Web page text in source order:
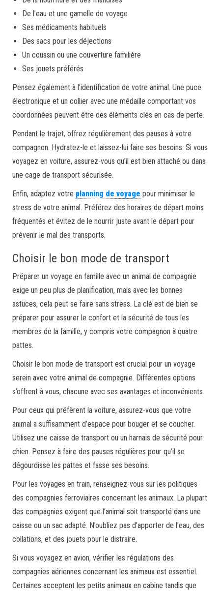
De l’eau et une gamelle de voyage
Ses médicaments habituels
Des sacs pour les déjections
Un coussin ou une couverture familière
Ses jouets préférés
Pensez également à l’identification de votre animal. Une puce
électronique et un collier avec une médaille comportant vos
coordonnées peuvent être des éléments clés en cas de perte.
Pendant le trajet, offrez régulièrement des pauses à votre
compagnon. Hydratez-le et laissez-lui faire ses besoins. Si vous
voyagez en voiture, assurez-vous qu’il est bien attaché ou dans
une cage de transport sécurisée.
Enfin, adaptez votre planning de voyage pour minimiser le
stress de votre animal. Préférez des horaires de départ moins
fréquentés et évitez de le nourrir juste avant le départ pour
prévenir le mal des transports.
Choisir le bon mode de transport
Préparer un voyage en famille avec un animal de compagnie
exige un peu plus de planification, mais avec les bonnes
astuces, cela peut se faire sans stress. La clé est de bien se
préparer pour assurer le confort et la sécurité de tous les
membres de la famille, y compris votre compagnon à quatre
pattes.
Choisir le bon mode de transport est crucial pour un voyage
serein avec votre animal de compagnie. Différentes options
s’offrent à vous, chacune avec ses avantages et inconvénients.
Pour ceux qui préfèrent la voiture, assurez-vous que votre
animal a suffisamment d’espace pour bouger et se coucher.
Utilisez une caisse de transport ou un harnais de sécurité pour
chien. Pensez à faire des pauses régulières pour qu’il se
dégourdisse les pattes et fasse ses besoins.
Pour les voyages en train, renseignez-vous sur les politiques
des compagnies ferroviaires concernant les animaux. La plupart
des compagnies exigent que l’animal soit transporté dans une
caisse ou un sac adapté. N’oubliez pas d’apporter de l’eau, des
collations, et des jouets pour le distraire.
Si vous voyagez en avion, vérifier les régulations des
compagnies aériennes concernant les animaux est essentiel.
Certaines acceptent les petits animaux en cabine tandis que